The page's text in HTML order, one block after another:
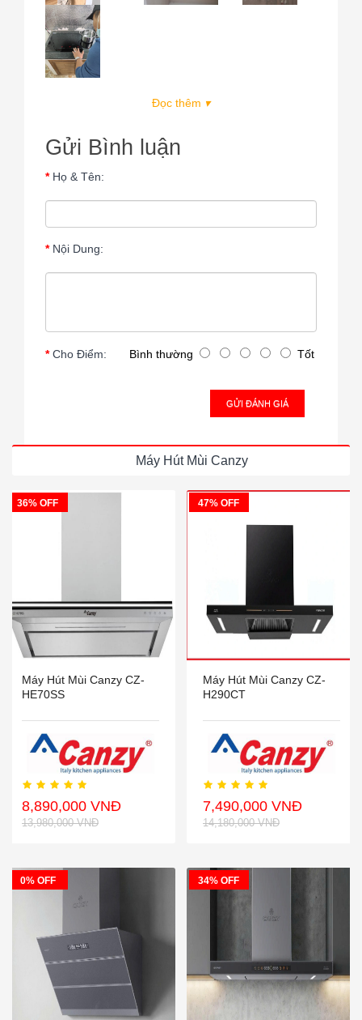
Đọc thêm ▾
Gửi Bình luận
Họ & Tên:
Nội Dung:
Cho Điểm: Bình thường Tốt
GỬI ĐÁNH GIÁ
Máy Hút Mùi Canzy
36% OFF
Máy Hút Mùi Canzy CZ-
HE70SS
8,890,000 VNĐ
13,980,000 VNĐ
47% OFF
Máy Hút Mùi Canzy CZ-
H290CT
7,490,000 VNĐ
14,180,000 VNĐ
0% OFF 34% OFF